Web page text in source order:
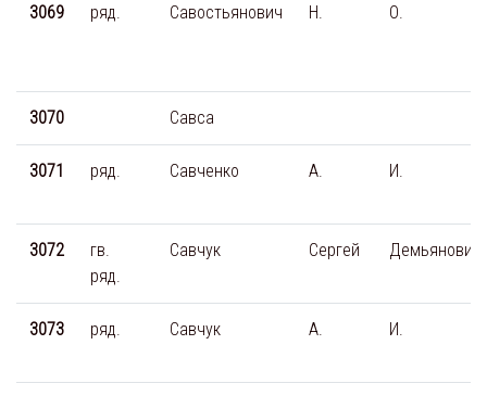
3069 ряд. Савостьянович Н. О.
3070 Савса
3071 ряд. Савченко А. И.
3072
гв.
ряд.
Савчук Сергей Демьянович
3073 ряд. Савчук А. И.